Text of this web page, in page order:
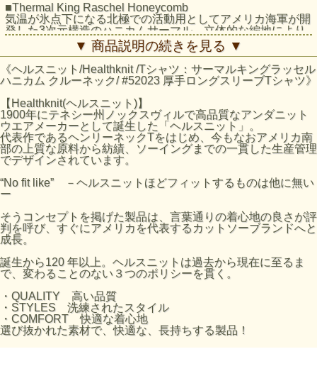
■Thermal King Raschel Honeycomb
気温が氷点下になる北極での活動用としてアメリカ海軍が開
発した3次元構造のハニカムサーマル。立体的な編地により
体温を逃さず、高い吸水性により穏やかな天候でも室内でも
快適さを保ち続ける。当時のヴィンテージを解析し、特注し
た糸でしっかりとした素材に仕上げた。
■ディテール
縫い代の厚みを減らす4本針フラットシーマミシンで縫製。
程よくゆとりのあるシルエットで、インナーとしてもトップ
スとしても着用できるサイズ感。ヴィンテージデザインのパ
ッケージに入ることで、まるでデッドストックのような雰囲
気に仕上がっている。
QUALITY：コットン100%
SPEC
Ｌ：着丈71.1cm / 肩幅47cm / 身幅55.9cm / 袖丈61.6cm
XL：着丈73.1cm / 肩幅49.5cm / 身幅58.8cm / 袖丈62.8cm
MODEL：H180 B88 W76 H95 着用サイズ：L
ITEM NUMBER 52023
▼ 商品説明の続きを見る ▼
《ヘルスニット/Healthknit /Tシャツ：サーマルキングラッセル
ハニカム クルーネック/ #52023 厚手ロングスリーブTシャツ》
【Healthknit(ヘルスニット)】
1900年にテネシー州ノックスヴィルで高品質なアンダニット
ウエアメーカーとして誕生した「ヘルスニット」。
代表作であるヘンリーネックTをはじめ、今もなおアメリカ南
部の上質な原料から紡績、ソーイングまでの一貫した生産管理
でデザインされています。
“No fit like” －ヘルスニットほどフィットするものは他に無い
ー
そうコンセプトを掲げた製品は、言葉通りの着心地の良さが評
判を呼び、すぐにアメリカを代表するカットソーブランドへと
成長。
誕生から120 年以上。ヘルスニットは過去から現在に至るま
で、変わることのない３つのポリシーを貫く。
・QUALITY 高い品質
・STYLES 洗練されたスタイル
・COMFORT 快適な着心地
選び抜かれた素材で、快適な、長持ちする製品！